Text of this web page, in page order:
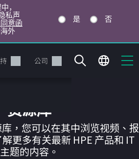
，
私声
意函
外
是 否
公司
资源库
，您可以在其中浏览视频、报
更多有关最新 HPE 产品和 IT
主题的内容。